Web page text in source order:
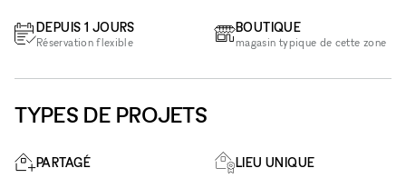
DEPUIS 1 JOURS
Réservation flexible
BOUTIQUE
magasin typique de cette zone
TYPES DE PROJETS
PARTAGÉ LIEU UNIQUE